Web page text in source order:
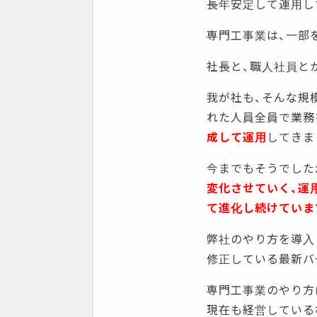
専門工事業は、一
社長と、職人社員と
我が社も、そんな規
れた人員全員で業
成して運用 してき
今までもそうでした
変化させていく、
て進化し続けてい
弊社のやり方を導
修正している最新
専門工事業のやり
現在も経営してい